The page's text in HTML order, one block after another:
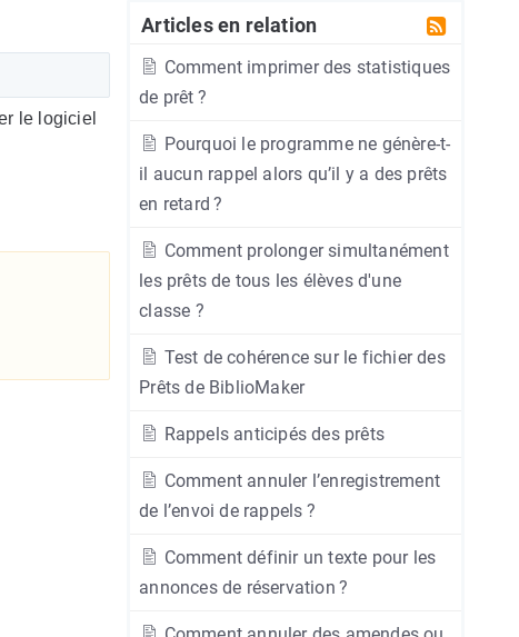
Articles en relation
Comment imprimer des statistiques
de prêt ?
Pourquoi le programme ne génère-t-
il aucun rappel alors qu’il y a des prêts
en retard ?
Comment prolonger simultanément
les prêts de tous les élèves d'une
classe ?
Test de cohérence sur le fichier des
Prêts de BiblioMaker
Rappels anticipés des prêts
Comment annuler l’enregistrement
de l’envoi de rappels ?
Comment définir un texte pour les
annonces de réservation ?
le logiciel